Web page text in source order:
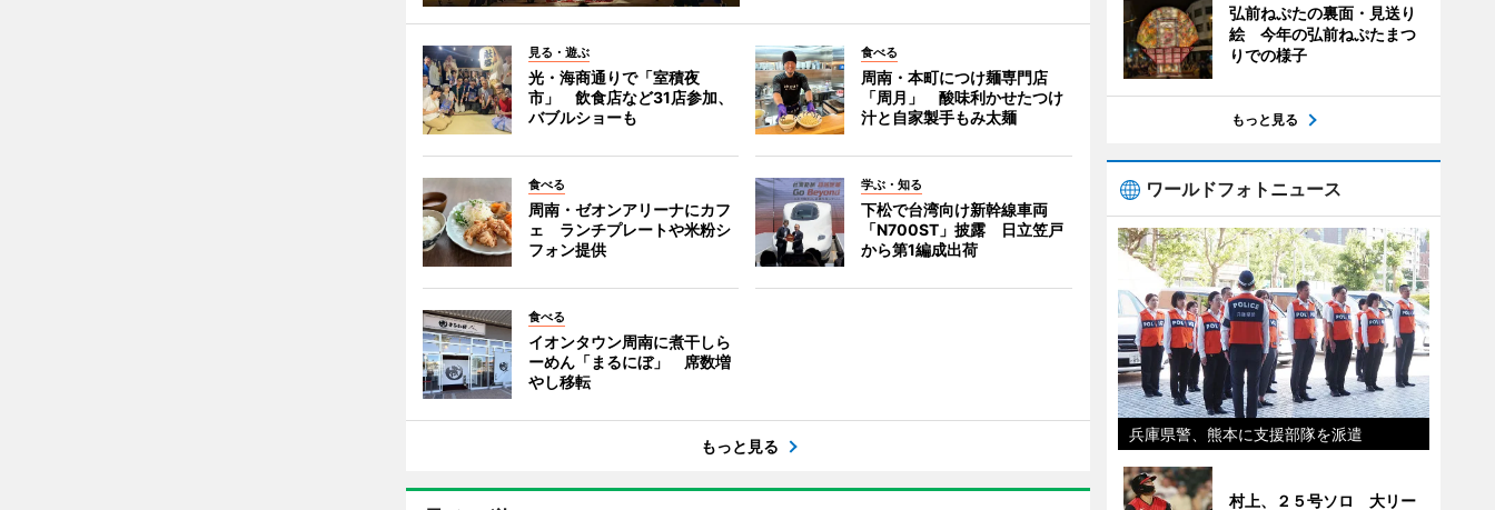
見る・遊ぶ
光・海商通りで「室積夜
市」 飲食店など31店参加、
バブルショーも
食べる
周南・本町につけ麺専門店
「周月」 酸味利かせたつけ
汁と自家製手もみ太麺
食べる
周南・ゼオンアリーナにカフ
ェ ランチプレートや米粉シ
フォン提供
学ぶ・知る
下松で台湾向け新幹線車両
「N700ST」披露 日立笠戸
から第1編成出荷
食べる
イオンタウン周南に煮干しら
ーめん「まるにぼ」 席数増
やし移転
もっと見る
弘前ねぷたの裏面・見送り
絵 今年の弘前ねぷたまつ
りでの様子
もっと見る
ワールドフォトニュース
兵庫県警、熊本に支援部隊を派遣
村上、２５号ソロ 大リー